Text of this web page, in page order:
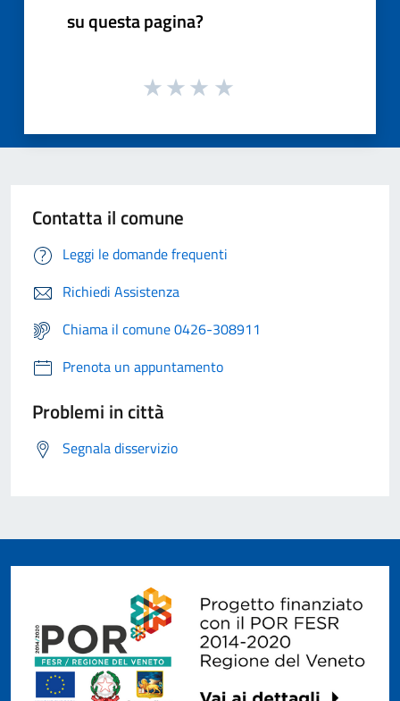
su questa pagina?
Contatta il comune
Leggi le domande frequenti
Richiedi Assistenza
Chiama il comune 0426-308911
Prenota un appuntamento
Problemi in città
Segnala disservizio